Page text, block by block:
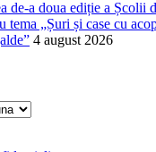
de-a doua ediție a Școlii
tema „Șuri și case cu
4 august 2026